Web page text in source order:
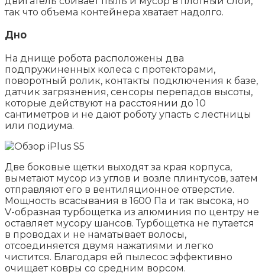
так что объема контейнера хватает надолго.
Дно
На днище робота расположены два
подпружиненных колеса с протекторами,
поворотный ролик, контакты подключения к базе,
датчик загрязнения, сенсоры перепадов высоты,
которые действуют на расстоянии до 10
сантиметров и не дают роботу упасть с лестницы
или подиума.
Две боковые щетки выходят за края корпуса,
выметают мусор из углов и возле плинтусов, затем
отправляют его в вентиляционное отверстие.
Мощность всасывания в 1600 Па и так высока, но
V-образная турбощетка из алюминия по центру не
оставляет мусору шансов. Турбощетка не путается
в проводах и не наматывает волосы,
отсоединяется двумя нажатиями и легко
чистится. Благодаря ей пылесос эффективно
очищает ковры со средним ворсом.